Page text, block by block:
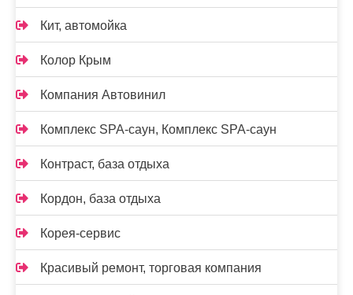
Кит, автомойка
Колор Крым
Компания Автовинил
Комплекс SPA-саун, Комплекс SPA-саун
Контраст, база отдыха
Кордон, база отдыха
Корея-сервис
Красивый ремонт, торговая компания